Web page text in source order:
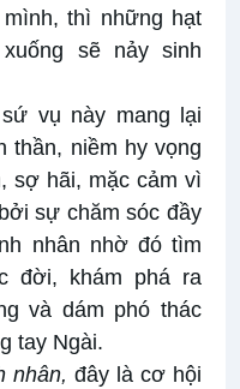
thì những hạt
sẽ nảy sinh
sứ vụ này mang lại
thần, niềm hy vọng
sợ hãi, mặc cảm vì
sự chăm sóc đầy
nhân nhờ đó tìm
đời, khám phá ra
và dám phó thác
tay Ngài.
nhân, đây là cơ hội